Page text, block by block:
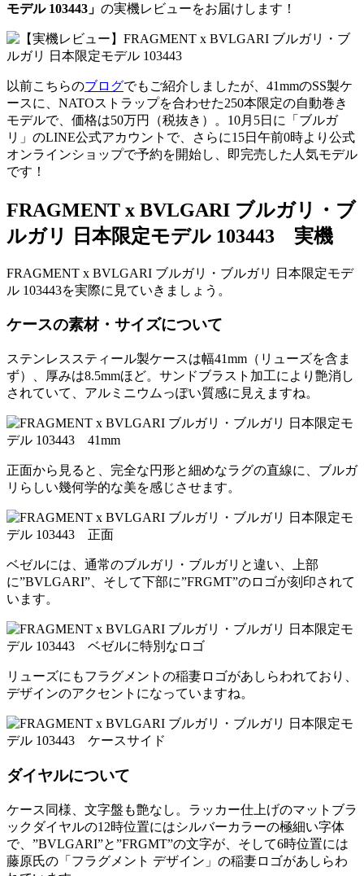
モデル 103443」 の実機レビューをお届けします！
以前こちらのブログでもご紹介しましたが、41mmのSS製ケ
ースに、NATOストラップを合わせた250本限定の自動巻き
モデルで、価格は50万円（税抜き）。10月5日に「ブルガ
リ」のLINE公式アカウントで、さらに15日午前0時より公式
オンラインショップで予約を開始し、即完売した人気モデル
です！
FRAGMENT x BVLGARI ブルガリ・ブ
ルガリ 日本限定モデル 103443 実機
FRAGMENT x BVLGARI ブルガリ・ブルガリ 日本限定モデ
ル 103443を実際に見ていきましょう。
ケースの素材・サイズについて
ステンレススティール製ケースは幅41mm（リューズを含ま
ず）、厚みは8.5mmほど。サンドブラスト加工により艶消し
されていて、アルミニウムっぽい質感に見えますね。
正面から見ると、完全な円形と細めなラグの直線に、ブルガ
リらしい幾何学的な美を感じさせます。
ベゼルには、通常のブルガリ・ブルガリと違い、上部
に”BVLGARI”、そして下部に”FRGMT”のロゴが刻印されて
います。
リューズにもフラグメントの稲妻ロゴがあしらわれており、
デザインのアクセントになっていますね。
ダイヤルについて
ケース同様、文字盤も艶なし。ラッカー仕上げのマットブラ
ックダイヤルの12時位置にはシルバーカラーの極細い字体
で、”BVLGARI”と”FRGMT”の文字が、そして6時位置には
藤原氏の「フラグメント デザイン」の稲妻ロゴがあしらわ